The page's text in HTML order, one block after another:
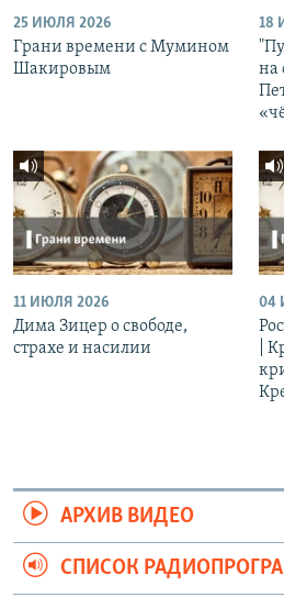
25 ИЮЛЯ 2026
Грани времени с Мумином
Шакировым
18
на
11 ИЮЛЯ 2026
Дима Зицер о свободе,
страхе и насилии
04
|
АРХИВ ВИДЕО
СПИСОК